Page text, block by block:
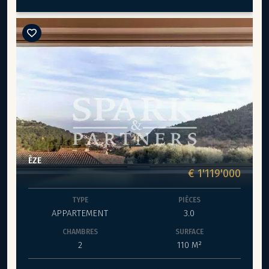
exceptionnel à seulement 3 minutes à pied de la plage.
Ce bien situé en dernier étage d'une surface habitable
d’environ 50 m², se compose d’une entrée, d’un séjour
dressing, d’une salle de bains, ainsi que d’une agréable
loggia de 12,5 m², parfaite pour profiter de l’extérieur en
toute saison. Un double emplacement de parking en
sous-sol est proposé en supplément, à partir de 38 000
€. Un bien rare, mêlant charme historique, prestations
contemporaines et situation privilégiée en bord de mer.
Livraison immédiate.
ÈZE
€ 1'119'000
TYPE
APPARTEMENT
PIÈCES
3.0
CHAMBRES
2
SURFACE
110 M²